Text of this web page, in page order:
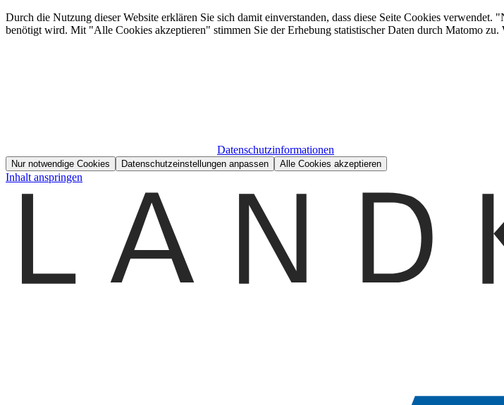
Durch die Nutzung dieser Website erklären Sie sich damit einverstanden, dass diese Seite Cookies
benötigt wird. Mit "Alle Cookies akzeptieren" stimmen Sie der Erhebung statistischer Daten durch Matomo
Datenschutzinformationen
Nur notwendige Cookies Datenschutzeinstellungen anpassen Alle Cookies akzeptieren
Inhalt anspringen